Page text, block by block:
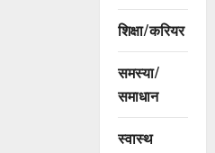
शिक्षा/करियर
समस्या/
समाधान
स्वास्थ